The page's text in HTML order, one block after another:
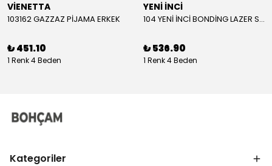
VİENETTA
103162 GAZZAZ PİJAMA ERKEK
₺ 451.10
1 Renk 4 Beden
YENİ İNCİ
104 YENİ İNCİ BONDİNG LAZER SÜTYEN KADIN
₺ 536.90
1 Renk 4 Beden
Kategoriler